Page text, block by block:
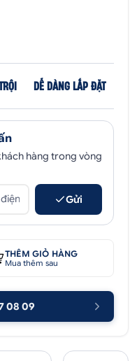
DỄ DÀNG LẮP ĐẶT
hàng trong vòng
Gửi
THÊM GIỎ HÀNG
Mua thêm sau
08 09